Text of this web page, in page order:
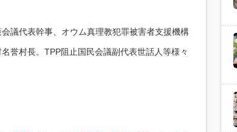
議代表幹事、オウム真理教犯罪被害者支援機構
誉村長。TPP阻止国民会議副代表世話人等様々